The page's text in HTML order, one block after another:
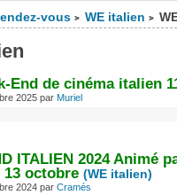
vous > WE italien >
End de cinéma italien
2025 par Muriel
ITALIEN 2024 Animé
13 octobre (WE italien)
2024 par Cramés